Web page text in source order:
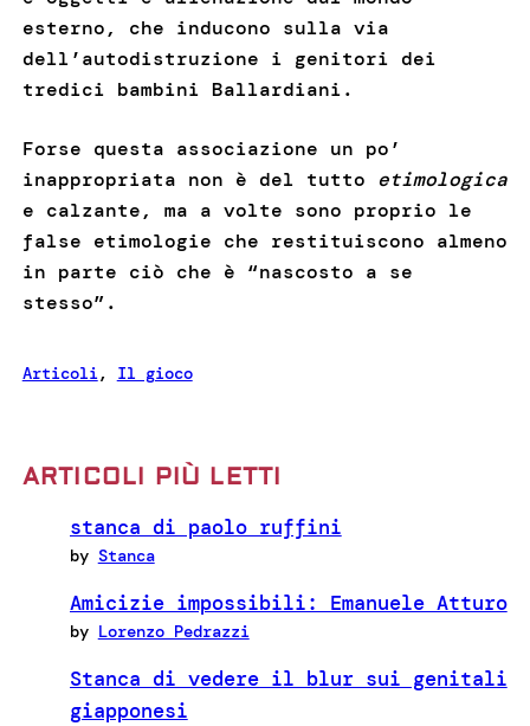
esterno, che inducono sulla via
dell’autodistruzione i genitori dei
tredici bambini Ballardiani.
Forse questa associazione un po’
inappropriata non è del tutto etimologica
e calzante, ma a volte sono proprio le
false etimologie che restituiscono almeno
in parte ciò che è “nascosto a se
stesso”.
Articoli, Il gioco
ARTICOLI PIÙ LETTI
stanca di paolo ruffini
by Stanca
Amicizie impossibili: Emanuele Atturo
by Lorenzo Pedrazzi
Stanca di vedere il blur sui genitali
giapponesi